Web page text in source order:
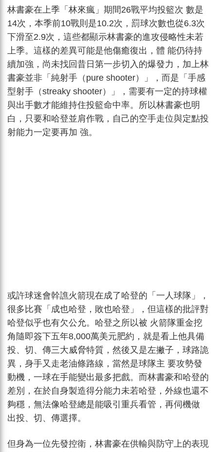
林書豪在上季「林來瘋」期間26戰平均投籃次 數是
14次，本季前10戰則是10.2次，罰球次數也從6.3次
下滑至2.9次，這些都顯示林書豪的進攻侵略性未若
上季。這樣的差異可能是他傷癒復出，體 能仍待持
續加強，尚未找回昔日第一步切入的爆發力，加上林
書豪並非「純射手（pure shooter）」，而是「手感
型射手（streaky shooter）」，需要有一定的持球權
與出手數才能維持住投籃命中率。所以林書豪也明
白，只要和哈登並肩作戰，自己的空手走位與定點投
射能力一定要再加 強。
或許球迷會幹譙火箭現在成了哈登的「一人球隊」，
很多比賽「成也哈登，敗也哈登」，但這樣的批評對
哈登似乎也有欠公允。哈登之所以被 火箭隊重金挖
角隨即簽下五年8,000萬美元肥約，就是看上他具備
投、切、傳三大威脅特質，然後又是左撇子，球路詭
異，身手又走老油條路線，當然是球隊主 要攻勢發
動機，一球在手能變出最多把戲。而林書豪和哈登的
差別，在於自身製造得分能力未若哈登，外線也還不
夠穩，無法像哈登總是能吸引重兵看管，再伺機做
出投、切、傳選擇。
但身為一位先發控衛，林書豪在供輸與防守上的表現